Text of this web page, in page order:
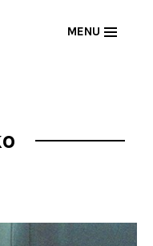
MENU